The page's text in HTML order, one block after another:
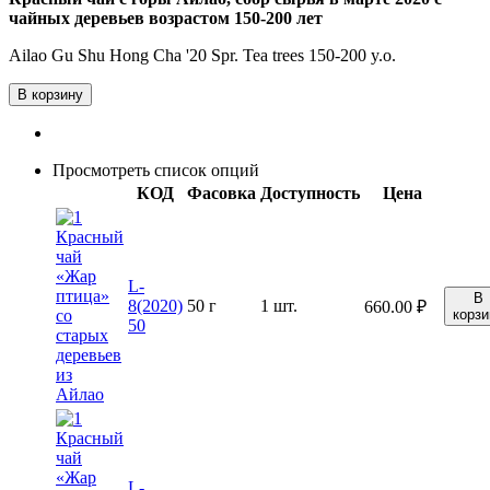
чайных деревьев возрастом 150-200 лет
Ailao Gu Shu Hong Cha '20 Spr. Tea trees 150-200 y.o.
В корзину
Просмотреть список опций
КОД
Фасовка Доступность Цена
L-
8(2020)
50
50 г 1 шт. 660.00 ₽
В